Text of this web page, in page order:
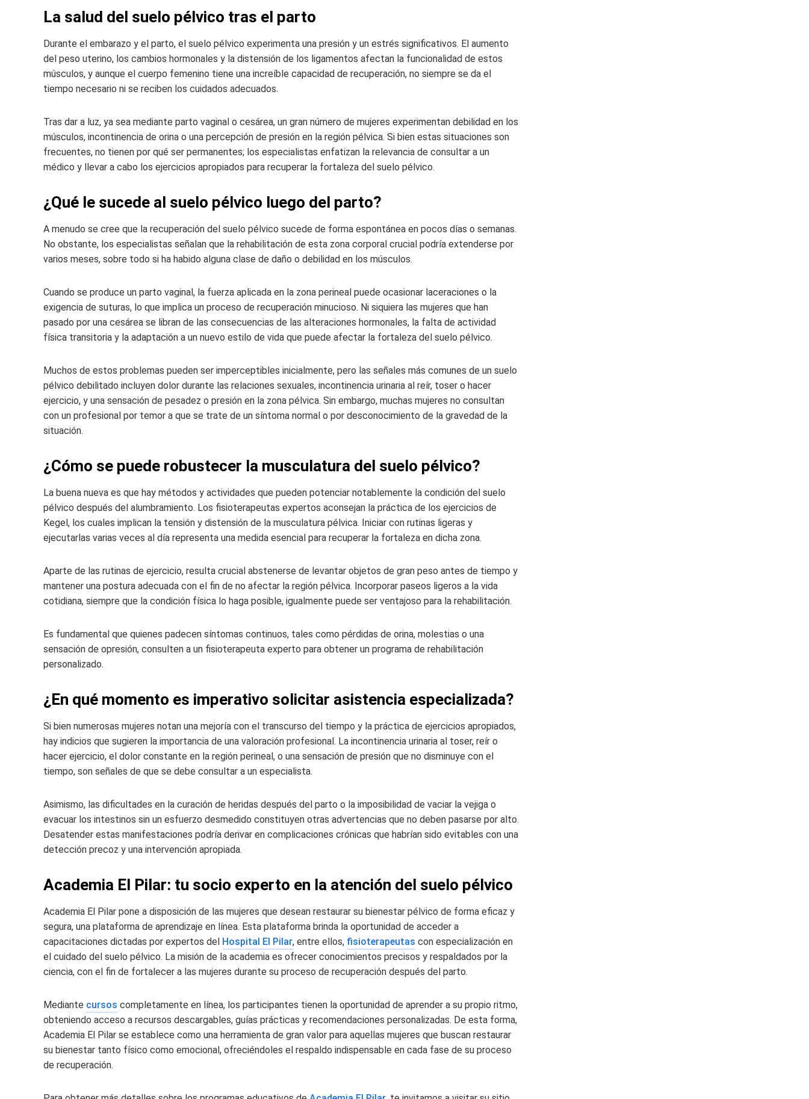
La salud del suelo pélvico tras el parto
Durante el embarazo y el parto, el suelo pélvico experimenta una presión y un estrés significativos. El aumento
del peso uterino, los cambios hormonales y la distensión de los ligamentos afectan la funcionalidad de estos
músculos, y aunque el cuerpo femenino tiene una increíble capacidad de recuperación, no siempre se da el
tiempo necesario ni se reciben los cuidados adecuados.
Tras dar a luz, ya sea mediante parto vaginal o cesárea, un gran número de mujeres experimentan debilidad en los
músculos, incontinencia de orina o una percepción de presión en la región pélvica. Si bien estas situaciones son
frecuentes, no tienen por qué ser permanentes; los especialistas enfatizan la relevancia de consultar a un
médico y llevar a cabo los ejercicios apropiados para recuperar la fortaleza del suelo pélvico.
¿Qué le sucede al suelo pélvico luego del parto?
A menudo se cree que la recuperación del suelo pélvico sucede de forma espontánea en pocos días o semanas.
No obstante, los especialistas señalan que la rehabilitación de esta zona corporal crucial podría extenderse por
varios meses, sobre todo si ha habido alguna clase de daño o debilidad en los músculos.
Cuando se produce un parto vaginal, la fuerza aplicada en la zona perineal puede ocasionar laceraciones o la
exigencia de suturas, lo que implica un proceso de recuperación minucioso. Ni siquiera las mujeres que han
pasado por una cesárea se libran de las consecuencias de las alteraciones hormonales, la falta de actividad
física transitoria y la adaptación a un nuevo estilo de vida que puede afectar la fortaleza del suelo pélvico.
Muchos de estos problemas pueden ser imperceptibles inicialmente, pero las señales más comunes de un suelo
pélvico debilitado incluyen dolor durante las relaciones sexuales, incontinencia urinaria al reír, toser o hacer
ejercicio, y una sensación de pesadez o presión en la zona pélvica. Sin embargo, muchas mujeres no consultan
con un profesional por temor a que se trate de un síntoma normal o por desconocimiento de la gravedad de la
situación.
¿Cómo se puede robustecer la musculatura del suelo pélvico?
La buena nueva es que hay métodos y actividades que pueden potenciar notablemente la condición del suelo
pélvico después del alumbramiento. Los fisioterapeutas expertos aconsejan la práctica de los ejercicios de
Kegel, los cuales implican la tensión y distensión de la musculatura pélvica. Iniciar con rutinas ligeras y
ejecutarlas varias veces al día representa una medida esencial para recuperar la fortaleza en dicha zona.
Aparte de las rutinas de ejercicio, resulta crucial abstenerse de levantar objetos de gran peso antes de tiempo y
mantener una postura adecuada con el fin de no afectar la región pélvica. Incorporar paseos ligeros a la vida
cotidiana, siempre que la condición física lo haga posible, igualmente puede ser ventajoso para la rehabilitación.
Es fundamental que quienes padecen síntomas continuos, tales como pérdidas de orina, molestias o una
sensación de opresión, consulten a un fisioterapeuta experto para obtener un programa de rehabilitación
personalizado.
¿En qué momento es imperativo solicitar asistencia especializada?
Si bien numerosas mujeres notan una mejoría con el transcurso del tiempo y la práctica de ejercicios apropiados,
hay indicios que sugieren la importancia de una valoración profesional. La incontinencia urinaria al toser, reír o
hacer ejercicio, el dolor constante en la región perineal, o una sensación de presión que no disminuye con el
tiempo, son señales de que se debe consultar a un especialista.
Asimismo, las dificultades en la curación de heridas después del parto o la imposibilidad de vaciar la vejiga o
evacuar los intestinos sin un esfuerzo desmedido constituyen otras advertencias que no deben pasarse por alto.
Desatender estas manifestaciones podría derivar en complicaciones crónicas que habrían sido evitables con una
detección precoz y una intervención apropiada.
Academia El Pilar: tu socio experto en la atención del suelo pélvico
Academia El Pilar pone a disposición de las mujeres que desean restaurar su bienestar pélvico de forma eficaz y
segura, una plataforma de aprendizaje en línea. Esta plataforma brinda la oportunidad de acceder a
capacitaciones dictadas por expertos del Hospital El Pilar, entre ellos, fisioterapeutas con especialización en
el cuidado del suelo pélvico. La misión de la academia es ofrecer conocimientos precisos y respaldados por la
ciencia, con el fin de fortalecer a las mujeres durante su proceso de recuperación después del parto.
Mediante cursos completamente en línea, los participantes tienen la oportunidad de aprender a su propio ritmo,
obteniendo acceso a recursos descargables, guías prácticas y recomendaciones personalizadas. De esta forma,
Academia El Pilar se establece como una herramienta de gran valor para aquellas mujeres que buscan restaurar
su bienestar tanto físico como emocional, ofreciéndoles el respaldo indispensable en cada fase de su proceso
de recuperación.